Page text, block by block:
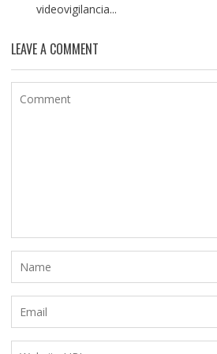
videovigilancia...
LEAVE A COMMENT